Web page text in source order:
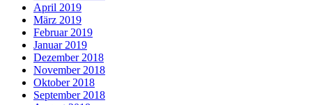
April 2019
März 2019
Februar 2019
Januar 2019
Dezember 2018
November 2018
Oktober 2018
September 2018